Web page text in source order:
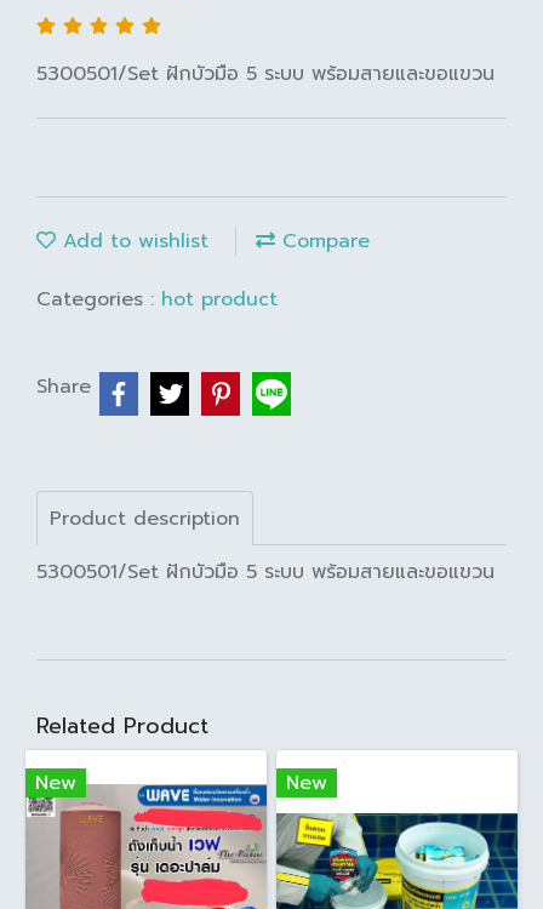
5300501/Set ฝักบัวมือ 5 ระบบ พร้อมสายและขอแขวน
Add to wishlist
Compare
Categories : hot product
Share
Product description
5300501/Set ฝักบัวมือ 5 ระบบ พร้อมสายและขอแขวน
Related Product
New New